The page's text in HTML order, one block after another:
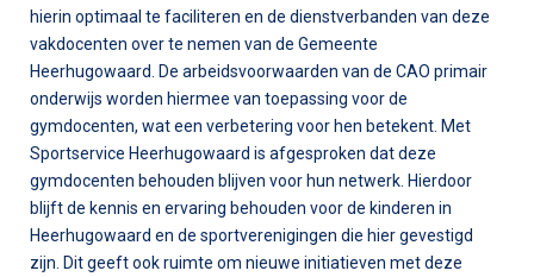
hierin optimaal te faciliteren en de dienstverbanden van deze
vakdocenten over te nemen van de Gemeente
Heerhugowaard. De arbeidsvoorwaarden van de CAO primair
onderwijs worden hiermee van toepassing voor de
gymdocenten, wat een verbetering voor hen betekent. Met
Sportservice Heerhugowaard is afgesproken dat deze
gymdocenten behouden blijven voor hun netwerk. Hierdoor
blijft de kennis en ervaring behouden voor de kinderen in
Heerhugowaard en de sportverenigingen die hier gevestigd
zijn. Dit geeft ook ruimte om nieuwe initiatieven met deze